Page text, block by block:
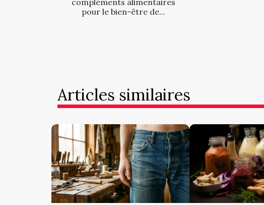
compléments alimentaires
pour le bien-être de...
Articles similaires